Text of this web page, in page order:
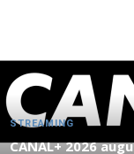
STREAMING
CANAL+ 2026